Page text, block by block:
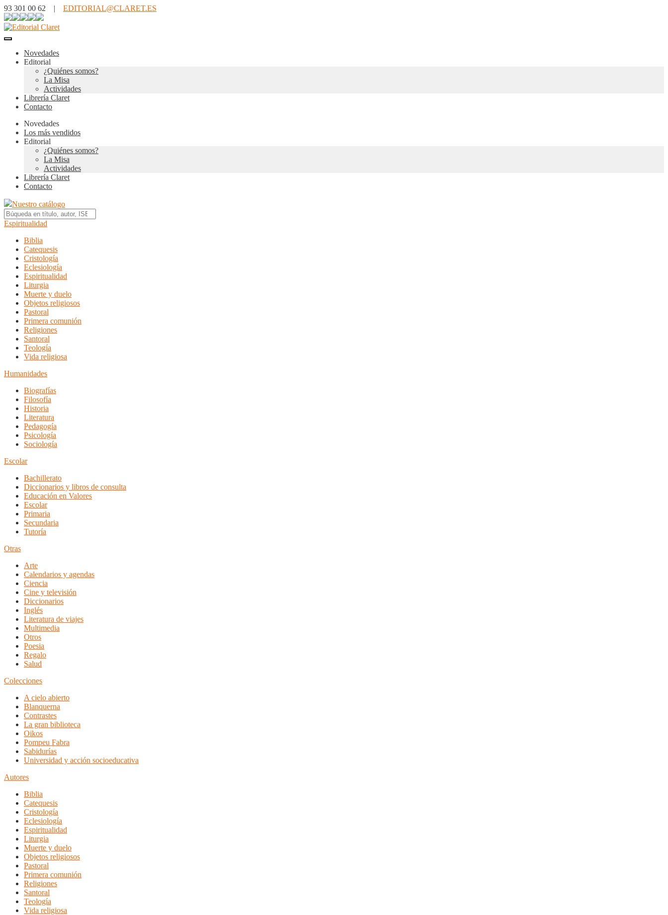
93 301 00 62 | EDITORIAL@CLARET.ES
Novedades
Editorial
¿Quiénes somos?
La Misa
Actividades
Librería Claret
Contacto
Novedades
Los más vendidos
Editorial
¿Quiénes somos?
La Misa
Actividades
Librería Claret
Contacto
Nuestro catálogo
Espiritualidad
Biblia
Catequesis
Cristología
Eclesiología
Espiritualidad
Liturgia
Muerte y duelo
Objetos religiosos
Pastoral
Primera comunión
Religiones
Santoral
Teología
Vida religiosa
Humanidades
Biografías
Filosofía
Historia
Literatura
Pedagogía
Psicología
Sociología
Escolar
Bachillerato
Diccionarios y libros de consulta
Educación en Valores
Escolar
Primaria
Secundaria
Tutoría
Otras
Arte
Calendarios y agendas
Ciencia
Cine y televisión
Diccionarios
Inglés
Literatura de viajes
Multimedia
Otros
Poesia
Regalo
Salud
Colecciones
A cielo abierto
Blanquerna
Contrastes
La gran biblioteca
Oikos
Pompeu Fabra
Sabidurías
Universidad y acción socioeducativa
Autores
Biblia
Catequesis
Cristología
Eclesiología
Espiritualidad
Liturgia
Muerte y duelo
Objetos religiosos
Pastoral
Primera comunión
Religiones
Santoral
Teología
Vida religiosa